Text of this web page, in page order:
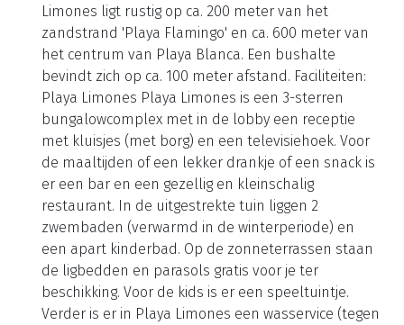
Limones ligt rustig op ca. 200 meter van het
zandstrand 'Playa Flamingo' en ca. 600 meter van
het centrum van Playa Blanca. Een bushalte
bevindt zich op ca. 100 meter afstand. Faciliteiten:
Playa Limones Playa Limones is een 3-sterren
bungalowcomplex met in de lobby een receptie
met kluisjes (met borg) en een televisiehoek. Voor
de maaltijden of een lekker drankje of een snack is
er een bar en een gezellig en kleinschalig
restaurant. In de uitgestrekte tuin liggen 2
zwembaden (verwarmd in de winterperiode) en
een apart kinderbad. Op de zonneterrassen staan
de ligbedden en parasols gratis voor je ter
beschikking. Voor de kids is er een speeltuintje.
Verder is er in Playa Limones een wasservice (tegen